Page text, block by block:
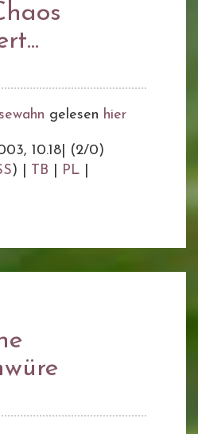
gelesen hier
10.18
(2/0)
) | TB PL